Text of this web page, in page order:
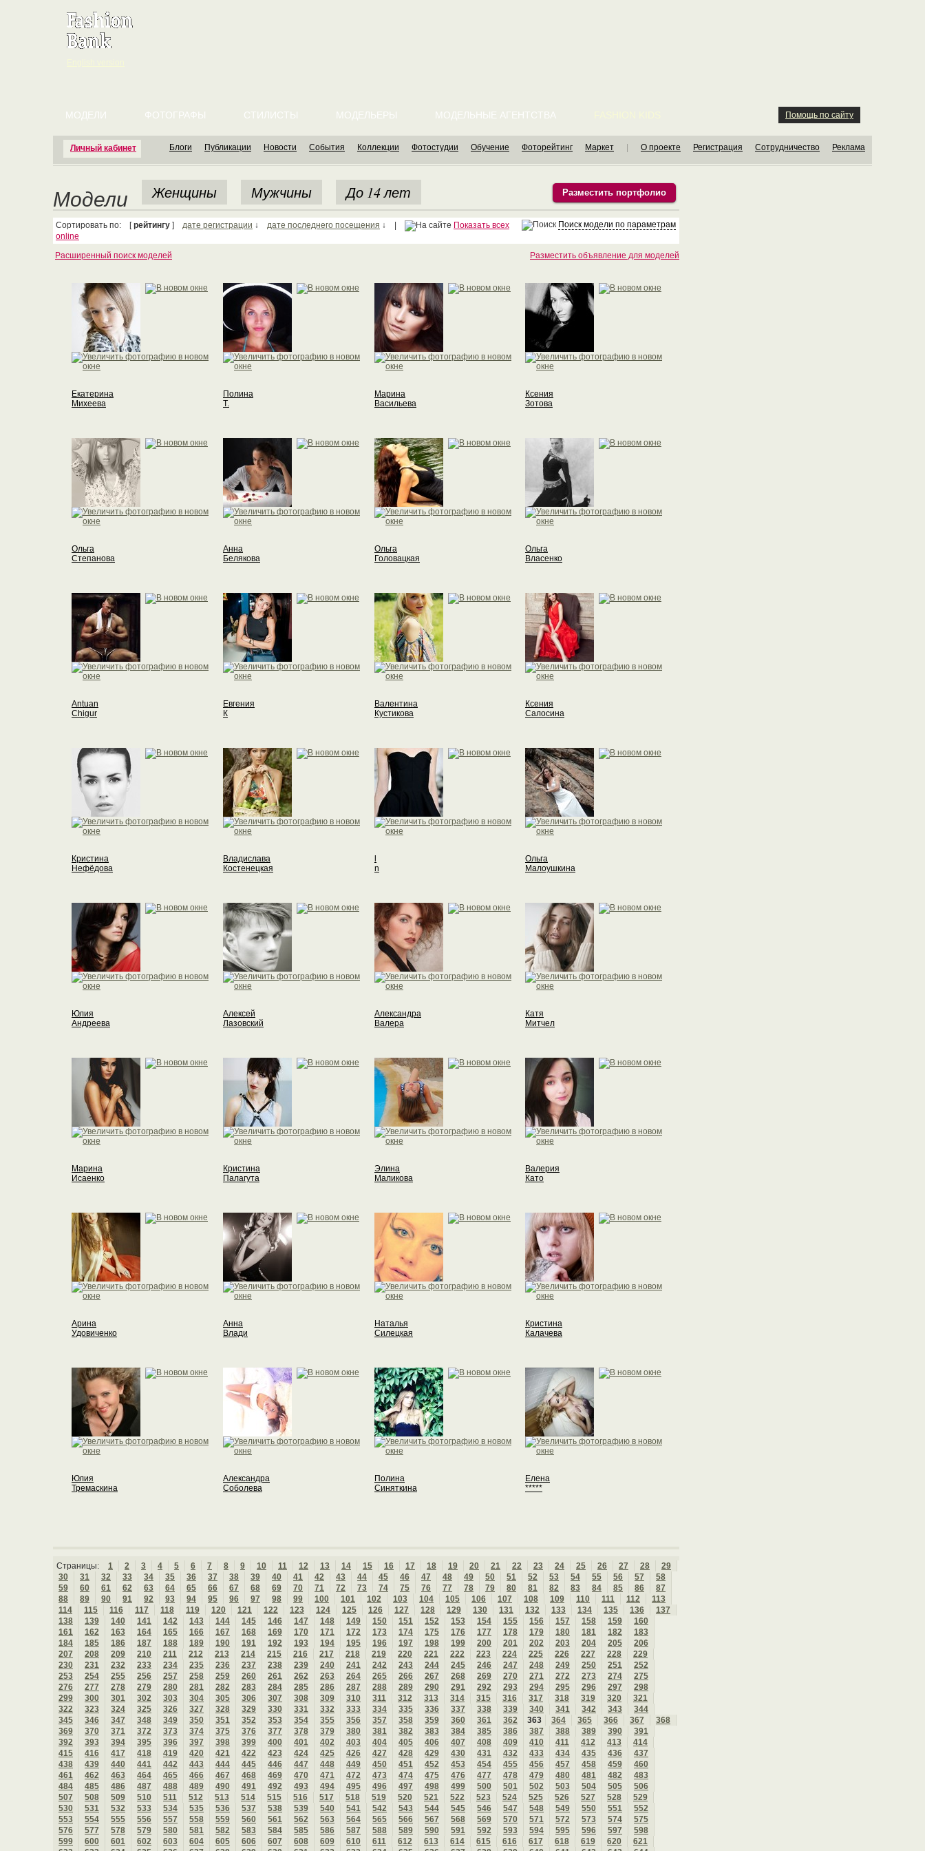
Личный кабинет
МОДЕЛИ ФОТОГРАФЫ СТИЛИСТЫ МОДЕЛЬЕРЫ МОДЕЛЬНЫЕ АГЕНТСТВА Помощь по сайту
Блоги Публикации Новости События Коллекции Фотостудии Обучение Фоторейтинг Маркет О проекте Регистрация Сотрудничество Реклама
Модели Женщины Мужчины До 14 лет Разместить портфолио
Поиск модели по параметрам
Сортировать по: [рейтингу ] дате регистрации ↓ дате последнего посещения ↓ |
Показать всех
online
Разместить объявление для моделей
Расширенный поиск моделей
Екатерина
Михеева
Полина
Т.
Марина
Васильева
Ксения
Зотова
Ольга
Степанова
Анна
Белякова
Ольга
Головацкая
Ольга
Власенко
Antuan
Chigur
Евгения
К
Валентина
Кустикова
Ксения
Салосина
Кристина
Нефёдова
Владислава
Костенецкая
n
Ольга
Малоушкина
Юлия
Андреева
Алексей
Лазовский
Александра
Валера
Катя
Митчел
Марина
Исаенко
Кристина
Палагута
Элина
Маликова
Валерия
Като
Арина
Удовиченко
Анна
Влади
Наталья
Силецкая
Кристина
Калачева
Юлия
Тремаскина
Александра
Соболева
Полина
Синяткина
Елена
*****
Страницы: 1 2 3 4 5 6 7 8 9 10 11 12 13 14 15 16 17 18 19 20 21 22 23 24 25 26 27 28
29
30
31 32 33 34 35 36 37 38 39 40 41 42 43 44 45 46 47 48 49 50 51 52 53 54 55 56 57
58
59
60 61 62 63 64 65 66 67 68 69 70 71 72 73 74 75 76 77 78 79 80 81 82 83 84 85 86
87
88
89 90 91 92 93 94 95 96 97 98 99 100 101 102 103 104 105 106 107 108 109 110 111 112
113
114
115 116 117 118 119 120 121 122 123 124 125 126 127 128 129 130 131 132 133 134 135 136
137
138
139 140 141 142 143 144 145 146 147 148 149 150 151 152 153 154 155 156 157 158 159
160
161
162 163 164 165 166 167 168 169 170 171 172 173 174 175 176 177 178 179 180 181 182
183
184
185 186 187 188 189 190 191 192 193 194 195 196 197 198 199 200 201 202 203 204 205
206
207
208 209 210 211 212 213 214 215 216 217 218 219 220 221 222 223 224 225 226 227 228
229
230
231 232 233 234 235 236 237 238 239 240 241 242 243 244 245 246 247 248 249 250 251
252
253
254 255 256 257 258 259 260 261 262 263 264 265 266 267 268 269 270 271 272 273 274
275
276
277 278 279 280 281 282 283 284 285 286 287 288 289 290 291 292 293 294 295 296 297
298
299
300 301 302 303 304 305 306 307 308 309 310 311 312 313 314 315 316 317 318 319 320
321
322
323 324 325 326 327 328 329 330 331 332 333 334 335 336 337 338 339 340 341 342 343
344
345
346 347 348 349 350 351 352 353 354 355 356 357 358 359 360 361 362 363 364 365 366 367
368
369
370 371 372 373 374 375 376 377 378 379 380 381 382 383 384 385 386 387 388 389 390
391
392
393 394 395 396 397 398 399 400 401 402 403 404 405 406 407 408 409 410 411 412 413
414
415
416 417 418 419 420 421 422 423 424 425 426 427 428 429 430 431 432 433 434 435 436
437
438
439 440 441 442 443 444 445 446 447 448 449 450 451 452 453 454 455 456 457 458 459
460
461
462 463 464 465 466 467 468 469 470 471 472 473 474 475 476 477 478 479 480 481 482
483
484
485 486 487 488 489 490 491 492 493 494 495 496 497 498 499 500 501 502 503 504 505
506
507
508 509 510 511 512 513 514 515 516 517 518 519 520 521 522 523 524 525 526 527 528
529
530
531 532 533 534 535 536 537 538 539 540 541 542 543 544 545 546 547 548 549 550 551
552
553
554 555 556 557 558 559 560 561 562 563 564 565 566 567 568 569 570 571 572 573 574
575
576
577 578 579 580 581 582 583 584 585 586 587 588 589 590 591 592 593 594 595 596 597
598
599
600 601 602 603 604 605 606 607 608 609 610 611 612 613 614 615 616 617 618 619 620
621